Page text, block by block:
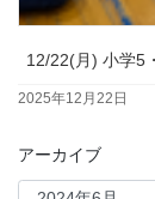
12/22(月) 小学5
2025年12月22日
アーカイブ